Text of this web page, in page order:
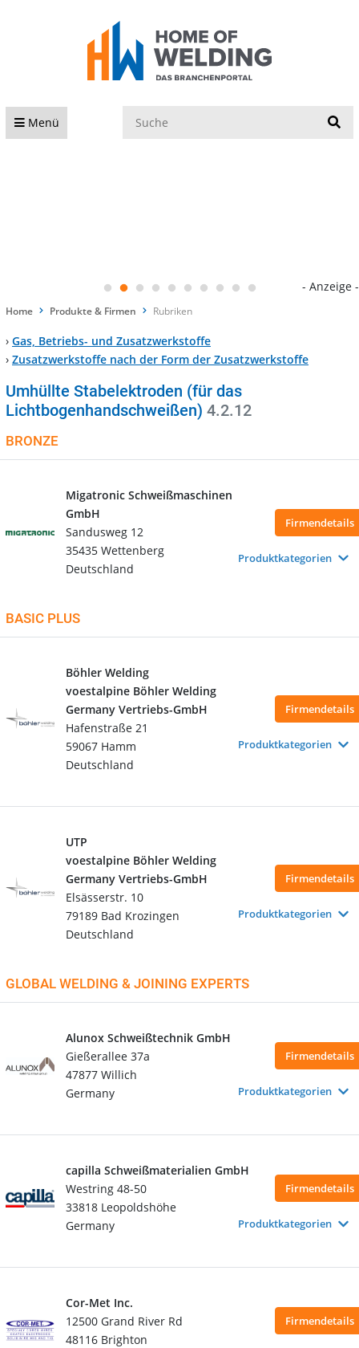
Menü
- Anzeige -
Home Produkte & Firmen Rubriken
› Gas, Betriebs- und Zusatzwerkstoffe
› Zusatzwerkstoffe nach der Form der Zusatzwerkstoffe
Umhüllte Stabelektroden (für das
Lichtbogenhandschweißen) 4.2.12
BRONZE
Migatronic Schweißmaschinen
GmbH
Sandusweg 12
35435 Wettenberg
Deutschland
Firmendetails
Produktkategorien
BASIC PLUS
Böhler Welding
voestalpine Böhler Welding
Germany Vertriebs-GmbH
Hafenstraße 21
59067 Hamm
Deutschland
Firmendetails
Produktkategorien
UTP
voestalpine Böhler Welding
Germany Vertriebs-GmbH
Elsässerstr. 10
79189 Bad Krozingen
Deutschland
Firmendetails
Produktkategorien
GLOBAL WELDING & JOINING EXPERTS
Alunox Schweißtechnik GmbH
Gießerallee 37a
47877 Willich
Germany
Firmendetails
Produktkategorien
capilla Schweißmaterialien GmbH
Westring 48-50
33818 Leopoldshöhe
Germany
Firmendetails
Produktkategorien
Cor-Met Inc.
12500 Grand River Rd
48116 Brighton
Firmendetails